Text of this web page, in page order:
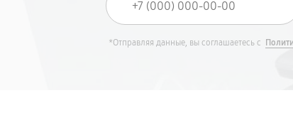
*Отправляя данные, вы соглашаетесь с